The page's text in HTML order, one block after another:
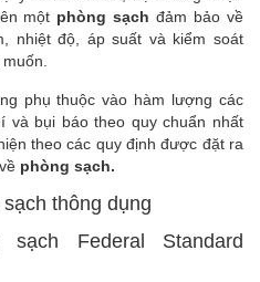
một phòng sạchđảm bảo về
nhiệt độ, áp suất và kiểm soát
phụ thuộc vào hàm lượng các
và bụi báo theo quy chuẩn nhất
theo các quy định được đặt ra
phòng sạch.
thông dụng
Federal Standard